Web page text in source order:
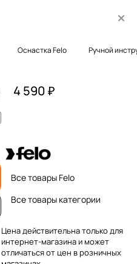
Оснастка Felo Ручной
4 590 ₽
Все товары Felo
Все товары категории
Цена действительна только для
интернет-магазина и может
отличаться от цен в розничных